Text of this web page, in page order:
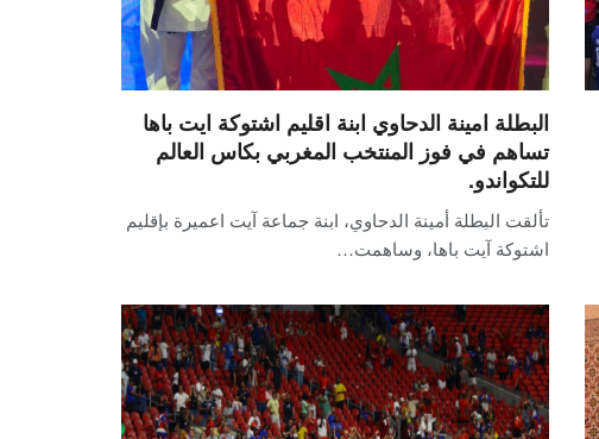
البطلة امينة الدحاوي ابنة اقليم اشتوكة ايت باها
تساهم في فوز المنتخب المغربي بكاس العالم
للتكواندو.
تألقت البطلة أمينة الدحاوي، ابنة جماعة آيت اعميرة بإقليم
اشتوكة آيت باها، وساهمت…